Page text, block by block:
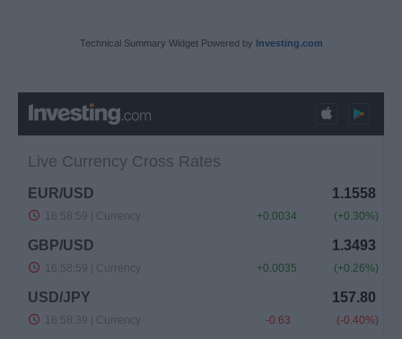
Technical Summary Widget Powered by Investing.com